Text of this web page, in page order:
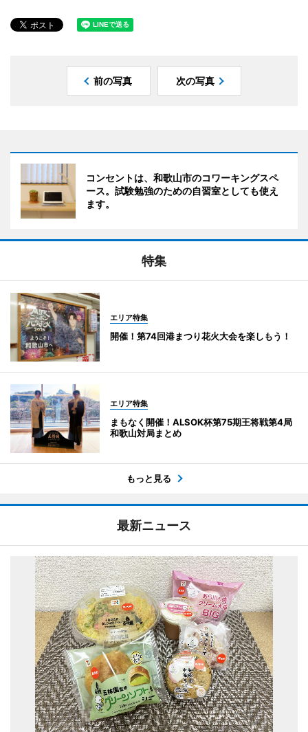
前の写真 次の写真
コンセントは、和歌山市のコワーキングスペ
ース。試験勉強のための自習室としても使え
ます。
特集
エリア特集
開催！第74回港まつり花火大会を楽しもう！
エリア特集
まもなく開催！ALSOK杯第75期王将戦第4局
和歌山対局まとめ
もっと見る
最新ニュース